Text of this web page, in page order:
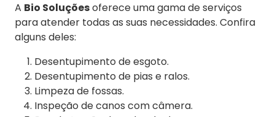
A Bio Soluçõesoferece uma gama de serviços
para atender todas as suas necessidades. Confira
alguns deles:
Desentupimento de esgoto.
Desentupimento de pias e ralos.
Limpeza de fossas.
Inspeção de canos com câmera.